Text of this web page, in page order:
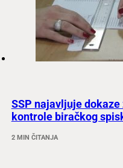
SSP najavljuje
kontrole biračkog
2 MIN ČITANJA